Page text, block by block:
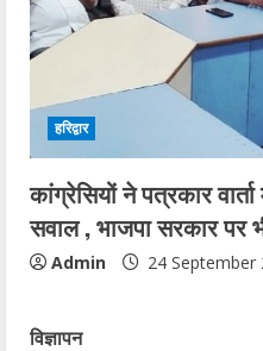
हरिद्वार
कांग्रेसियों ने पत्रकार
सवाल , भाजपा सरकार पर
Admin 24 September
विज्ञापन